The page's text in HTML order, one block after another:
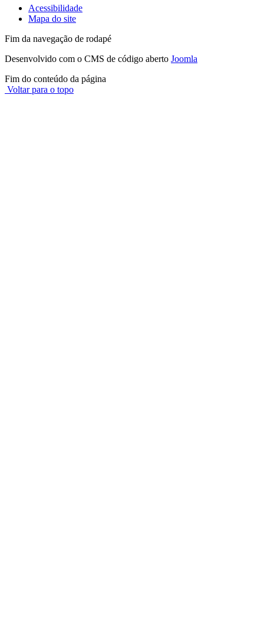
Acessibilidade
Mapa do site
Fim da navegação de rodapé
Desenvolvido com o CMS de código aberto Joomla
Fim do conteúdo da página
Voltar para o topo